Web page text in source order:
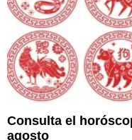
Consulta el
agosto